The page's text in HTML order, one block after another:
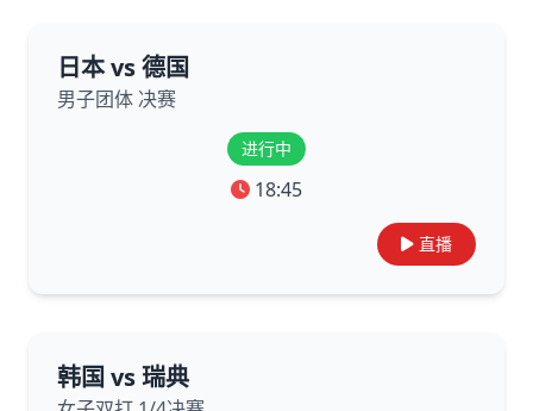
日本 vs 德国
男子团体 决赛
进行中
18:45
直播
韩国 vs 瑞典